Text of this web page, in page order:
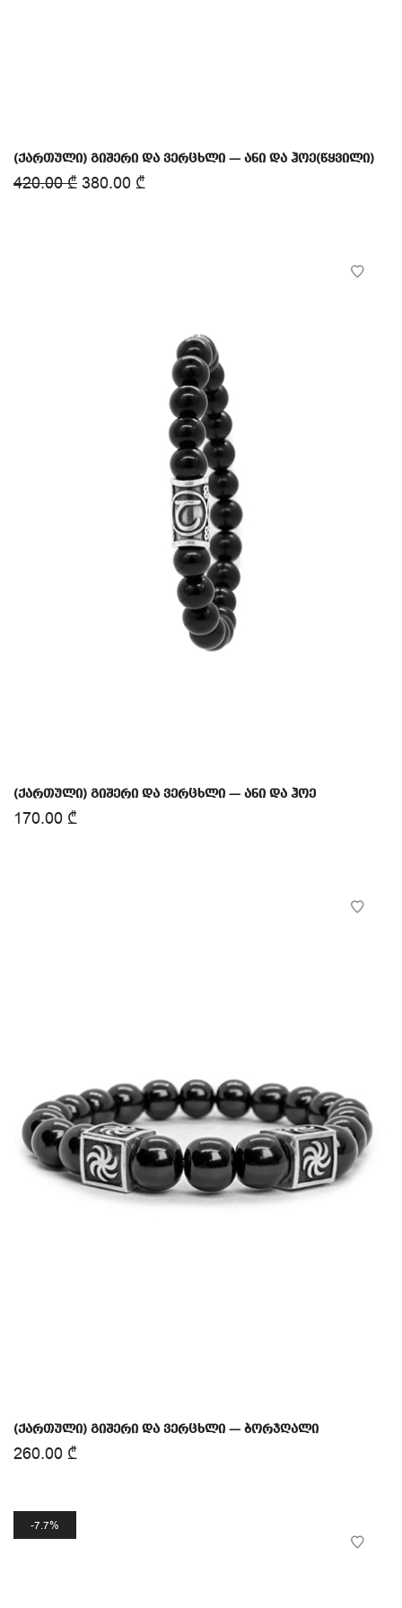
(ქართული) გიშერი და ვერცხლი — ანი და ჰოე(წყვილი)
420.00₾ 380.00 ₾
(ქართული) გიშერი და ვერცხლი — ანი და ჰოე
170.00 ₾
(ქართული) გიშერი და ვერცხლი — ბორჯღალი
260.00 ₾
7.7%